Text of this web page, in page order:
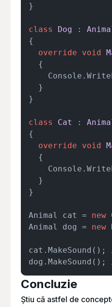
}
class Dog :
{
override
void
  {
  }
}
class Cat :
{
override
void
  {
  }
}
Animal cat = new
Animal dog = new
cat.MakeSound();
dog.MakeSound();
Concluzie
Știu că astfel de